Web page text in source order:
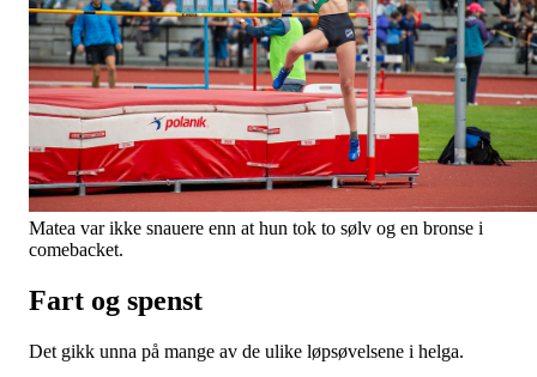
Matea var ikke snauere enn at hun tok to sølv og en bronse i
comebacket.
Fart og spenst
Det gikk unna på mange av de ulike løpsøvelsene i helga.